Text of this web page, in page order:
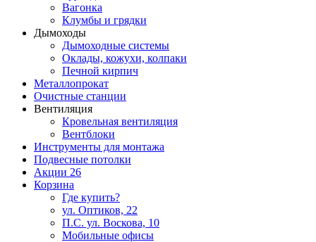
Вагонка
Клумбы и грядки
Дымоходы
Дымоходные системы
Оклады, кожухи, колпаки
Печной кирпич
Металлопрокат
Очистные станции
Вентиляция
Кровельная вентиляция
Вентблоки
Инструменты для монтажа
Подвесные потолки
Акции 26
Корзина
Где купить?
ул. Оптиков, 22
П.С. ул. Воскова, 10
Мобильные офисы